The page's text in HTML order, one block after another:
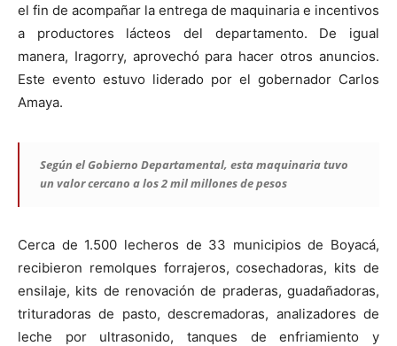
el fin de acompañar la entrega de maquinaria e incentivos
a productores lácteos del departamento. De igual
manera, Iragorry, aprovechó para hacer otros anuncios.
Este evento estuvo liderado por el gobernador Carlos
Amaya.
Según el Gobierno Departamental, esta maquinaria tuvo
un valor cercano a los 2 mil millones de pesos
Cerca de 1.500 lecheros de 33 municipios de Boyacá,
recibieron remolques forrajeros, cosechadoras, kits de
ensilaje, kits de renovación de praderas, guadañadoras,
trituradoras de pasto, descremadoras, analizadores de
leche por ultrasonido, tanques de enfriamiento y